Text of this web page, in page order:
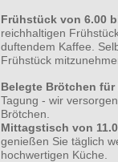
Frühstück von 6.00
reichhaltigen
duftendem Kaffee.
Frühstück
Belegte Brötchen
Tagung - wir
Brötchen.
Mittagstisch von
genießen Sie täglich
hochwertigen Küche.